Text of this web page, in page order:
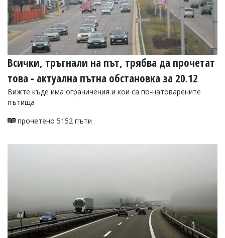
Всички, тръгнали на път, трябва да прочетат
това - актуална пътна обстановка за 20.12
Вижте къде има ограничения и кои са по-натоварените
пътища
прочетено 5152 пъти